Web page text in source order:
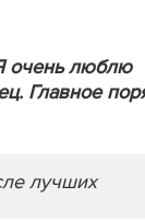
очень люблю
Главное
лучших